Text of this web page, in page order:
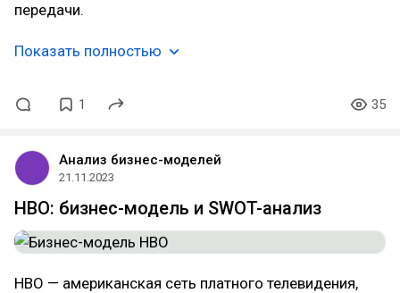
передачи.
Показать полностью
1 35
Анализ бизнес-моделей
21.11.2023
HBO: бизнес-модель и SWOT-анализ
HBO — американская сеть платного телевидения,